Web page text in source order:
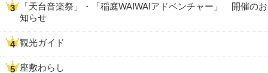
「天台音楽祭」・「稲庭WAIWAIアドベンチャー」 開催のお
知らせ
観光ガイド
座敷わらし